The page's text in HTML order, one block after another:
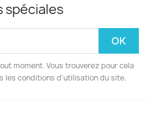
spéciales
moment. Vous trouverez pour cela
les conditions d'utilisation du site.